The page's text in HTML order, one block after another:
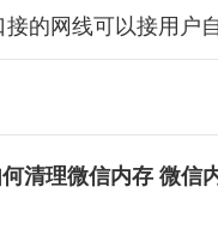
的网线可以接用户
清理微信内存 微信